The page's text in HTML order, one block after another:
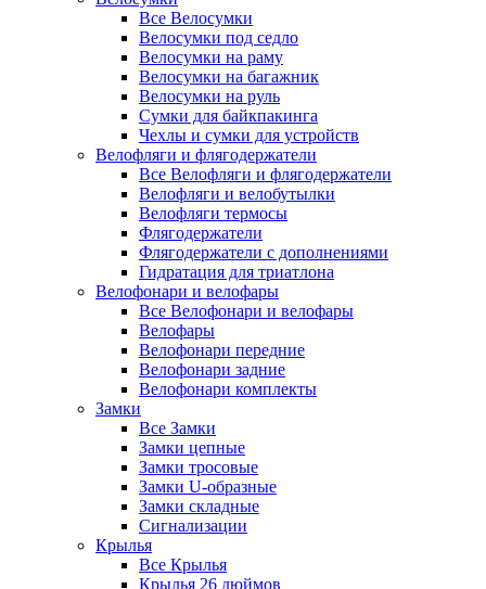
Все Велосумки
Велосумки под седло
Велосумки на раму
Велосумки на багажник
Велосумки на руль
Сумки для байкпакинга
Чехлы и сумки для устройств
Велофляги и флягодержатели
Все Велофляги и флягодержатели
Велофляги и велобутылки
Велофляги термосы
Флягодержатели
Флягодержатели с дополнениями
Гидратация для триатлона
Велофонари и велофары
Все Велофонари и велофары
Велофары
Велофонари передние
Велофонари задние
Велофонари комплекты
Замки
Все Замки
Замки цепные
Замки тросовые
Замки U-образные
Замки складные
Сигнализации
Крылья
Все Крылья
Крылья 26 дюймов